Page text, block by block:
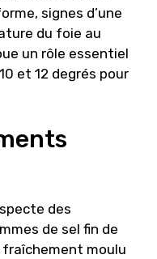
signes d’une
du foie au
un rôle essentiel
et 12 degrés pour
des
de sel fin de
fraîchement moulu